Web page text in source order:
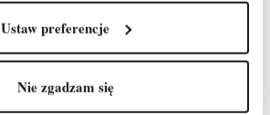
Ustaw preferencje
Nie zgadzam się